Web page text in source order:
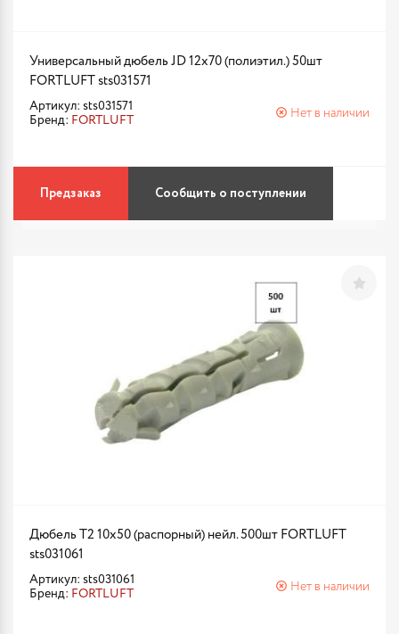
Универсальный дюбель JD 12х70 (полиэтил.) 50шт
FORTLUFT sts031571
Артикул: sts031571
Бренд: FORTLUFT
Нет в наличии
Предзаказ Сообщить о поступлении
Дюбель T2 10х50 (распорный) нейл. 500шт FORTLUFT
sts031061
Артикул: sts031061
Бренд: FORTLUFT
Нет в наличии